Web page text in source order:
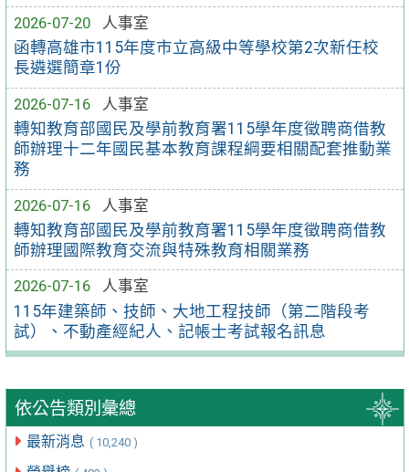
2026-07-20
人事室
函轉高雄市115年度市立高級中等學校第2次新任校
長遴選簡章1份
2026-07-16
人事室
轉知教育部國民及學前教育署115學年度徵聘商借教
師辦理十二年國民基本教育課程綱要相關配套推動業
務
2026-07-16
人事室
轉知教育部國民及學前教育署115學年度徵聘商借教
師辦理國際教育交流與特殊教育相關業務
2026-07-16
人事室
115年建築師、技師、大地工程技師（第二階段考
試）、不動產經紀人、記帳士考試報名訊息
依公告類別彙總
最新消息 ( 10,240 )